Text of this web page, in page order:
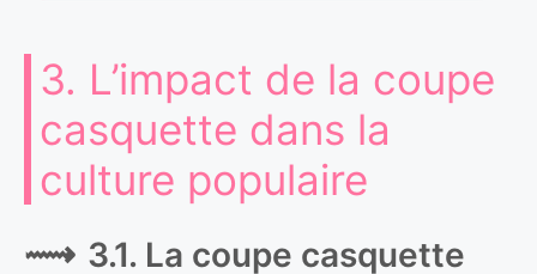
3. L’impact de la coupe
casquette dans la
culture populaire
3.1. La coupe casquette